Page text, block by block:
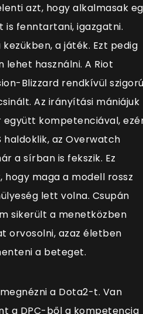
azt, hogy alkalmasak
fenntartani, igazgatni.
a játék. Ezt pedig
használni. A Riot
Blizzard rendkívül
Az irányítási mániájuk
együtt kompetenciával,
haldoklik, az Overwatch
a sírban is fekszik. Ez
hogy maga a modell rossz
lett volna. Csupán
sikerült a menetközben
orvosolni, azaz életben
a beteget.
a Dota2-t. Van
a DPC-ből a kompetencia